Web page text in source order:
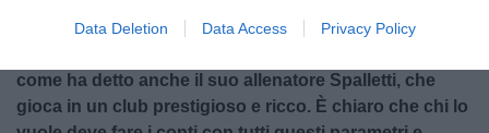
Data Deletion Data Access Privacy Policy
"La prospettiva di tornare in Italia non è mai stata
come ha detto anche il suo allenatore Spalletti, che
gioca in un club prestigioso e ricco. È chiaro che chi lo